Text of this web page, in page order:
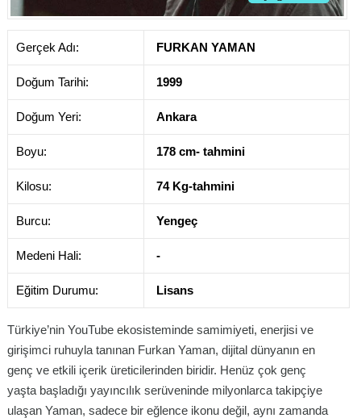
Gerçek Adı: FURKAN YAMAN
Doğum Tarihi: 1999
Doğum Yeri: Ankara
Boyu: 178 cm- tahmini
Kilosu: 74 Kg-tahmini
Burcu: Yengeç
Medeni Hali: -
Eğitim Durumu: Lisans
Türkiye’nin YouTube ekosisteminde samimiyeti, enerjisi ve
girişimci ruhuyla tanınan Furkan Yaman, dijital dünyanın en
genç ve etkili içerik üreticilerinden biridir. Henüz çok genç
yaşta başladığı yayıncılık serüveninde milyonlarca takipçiye
ulaşan Yaman, sadece bir eğlence ikonu değil, aynı zamanda